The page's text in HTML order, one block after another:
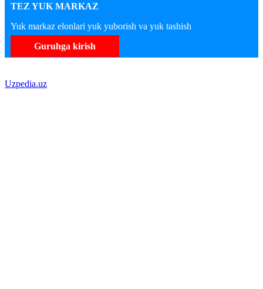
TEZ YUK MARKAZ
Yuk markaz elonlari yuk yuborish va yuk tashish
Guruhga kirish
Uzpedia.uz